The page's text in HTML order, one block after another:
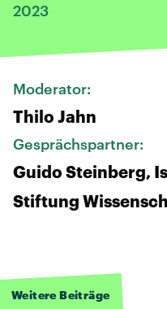
2023
Moderator:
Thilo Jahn
Gesprächspartner:
Guido Steinberg,
Stiftung
Weitere Beiträge